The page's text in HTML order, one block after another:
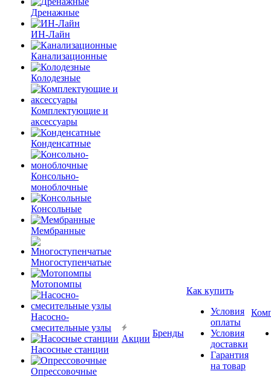
Дренажные
ИН-Лайн
Канализационные
Колодезные
Комплектующие и
аксессуары
Конденсатные
Консольно-
моноблочные
Консольные
Мембранные
Многоступенчатые
Мотопомпы
Насосно-
смесительные узлы
Насосные станции
Опрессовочные
Акции
Бренды
Как купить
Условия
оплаты
Условия
доставки
Гарантия
на товар